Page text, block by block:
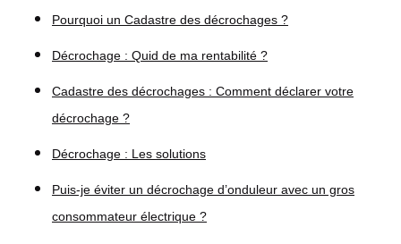
Pourquoi un Cadastre des décrochages ?
Décrochage : Quid de ma rentabilité ?
Cadastre des décrochages : Comment déclarer votre
décrochage ?
Décrochage : Les solutions
Puis-je éviter un décrochage d’onduleur avec un gros
consommateur électrique ?